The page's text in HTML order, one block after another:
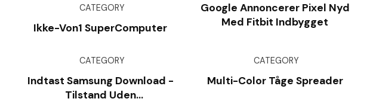
CATEGORY
Ikke-Von1 SuperComputer
Google Annoncerer Pixel Nyd
Med Fitbit Indbygget
CATEGORY
Indtast Samsung Download -
Tilstand Uden
CATEGORY
Multi-Color Tåge Spreader